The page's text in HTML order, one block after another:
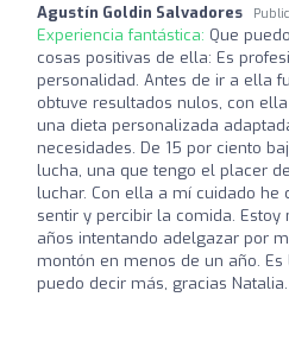
Agustín Goldin Salvadores
Experiencia fantástica: Que
cosas positivas de ella: Es
personalidad. Antes de ir a ella
obtuve resultados nulos, con
una dieta personalizada
necesidades. De 15 por ciento
lucha, una que tengo el placer
luchar. Con ella a mí cuidado
sentir y percibir la comida. Estoy
años intentando adelgazar por
montón en menos de un año.
puedo decir más, gracias Natalia.